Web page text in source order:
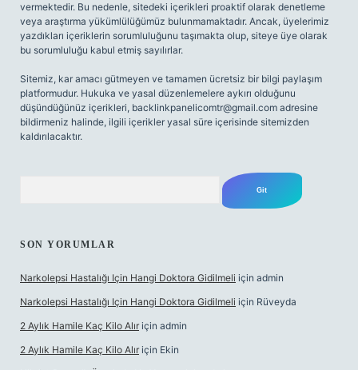
vermektedir. Bu nedenle, sitedeki içerikleri proaktif olarak denetleme
veya araştırma yükümlülüğümüz bulunmamaktadır. Ancak, üyelerimiz
yazdıkları içeriklerin sorumluluğunu taşımakta olup, siteye üye olarak
bu sorumluluğu kabul etmiş sayılırlar.
Sitemiz, kar amacı gütmeyen ve tamamen ücretsiz bir bilgi paylaşım
platformudur. Hukuka ve yasal düzenlemelere aykırı olduğunu
düşündüğünüz içerikleri, backlinkpanelicomtr@gmail.com adresine
bildirmeniz halinde, ilgili içerikler yasal süre içerisinde sitemizden
kaldırılacaktır.
SON YORUMLAR
Narkolepsi Hastalığı Için Hangi Doktora Gidilmeli için admin
Narkolepsi Hastalığı Için Hangi Doktora Gidilmeli için Rüveyda
2 Aylık Hamile Kaç Kilo Alır için admin
2 Aylık Hamile Kaç Kilo Alır için Ekin